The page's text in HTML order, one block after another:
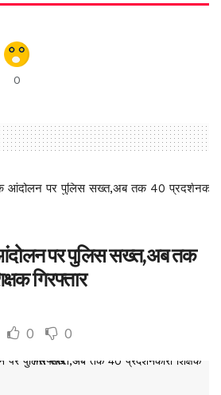
0
आंदोलन पर पुलिस सख्त,अब तक 40 प्रदर्शनकारी
पर पुलिस सख्त,अब तक
गिरफ्तार
0 0